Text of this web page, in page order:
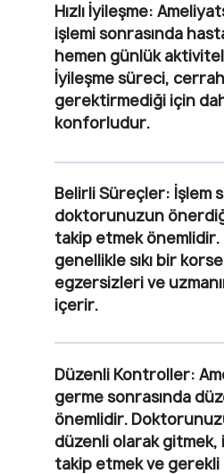
Hızlı İyileşme:
işlemi sonrasında
hemen günlük
İyileşme süreci,
gerektirmediği için
konforludur.
Belirli Süreçler: İşlem
doktorunuzun
takip etmek
genellikle sıkı bir korse
egzersizleri ve
içerir.
Düzenli Kontroller:
germe sonrasında
önemlidir.
düzenli olarak
takip etmek ve